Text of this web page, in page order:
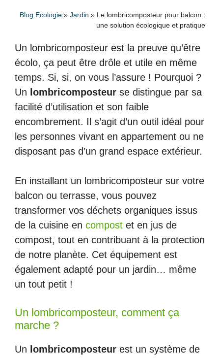
Blog Ecologie » Jardin » Le lombricomposteur pour balcon :
une solution écologique et pratique
Un lombricomposteur est la preuve qu’être
écolo, ça peut être drôle et utile en même
temps. Si, si, on vous l’assure ! Pourquoi ?
Un lombricomposteur se distingue par sa
facilité d’utilisation et son faible
encombrement. Il s’agit d’un outil idéal pour
les personnes vivant en appartement ou ne
disposant pas d’un grand espace extérieur.
En installant un lombricomposteur sur votre
balcon ou terrasse, vous pouvez
transformer vos déchets organiques issus
de la cuisine en compost et en jus de
compost, tout en contribuant à la protection
de notre planète. Cet équipement est
également adapté pour un jardin… même
un tout petit !
Un lombricomposteur, comment ça
marche ?
Un lombricomposteur est un système de